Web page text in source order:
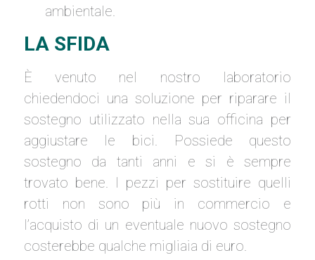
ambientale.
LA SFIDA
È venuto nel nostro laboratorio
chiedendoci una soluzione per riparare il
sostegno utilizzato nella sua officina per
aggiustare le bici. Possiede questo
sostegno da tanti anni e si è sempre
trovato bene. I pezzi per sostituire quelli
rotti non sono più in commercio e
l’acquisto di un eventuale nuovo sostegno
costerebbe qualche migliaia di euro.